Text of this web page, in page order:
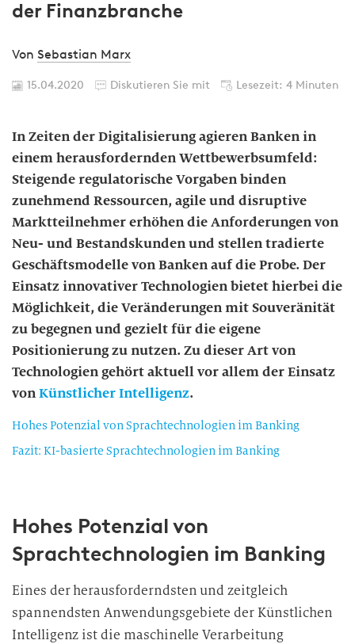
der Finanzbranche
Von Sebastian Marx
15.04.2020 Diskutieren Sie mit Lesezeit: 4 Minuten
In Zeiten der Digitalisierung agieren Banken in
einem herausfordernden Wettbewerbsumfeld:
Steigende regulatorische Vorgaben binden
zunehmend Ressourcen, agile und disruptive
Marktteilnehmer erhöhen die Anforderungen von
Neu- und Bestandskunden und stellen tradierte
Geschäftsmodelle von Banken auf die Probe. Der
Einsatz innovativer Technologien bietet hierbei die
Möglichkeit, die Veränderungen mit Souveränität
zu begegnen und gezielt für die eigene
Positionierung zu nutzen. Zu dieser Art von
Technologien gehört aktuell vor allem der Einsatz
vonKünstlicher Intelligenz.
Hohes Potenzial von Sprachtechnologien im Banking
Fazit: KI-basierte Sprachtechnologien im Banking
Hohes Potenzial von
Sprachtechnologien im Banking
Eines der herausforderndsten und zeitgleich
spannendsten Anwendungsgebiete der Künstlichen
Intelligenz ist die maschinelle Verarbeitung